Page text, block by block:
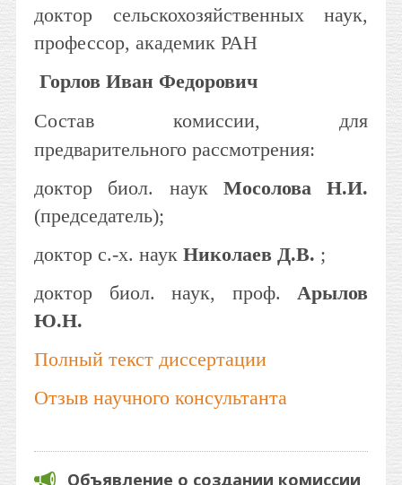
доктор сельскохозяйственных наук,
профессор, академик РАН
Горлов Иван Федорович
Состав комиссии, для
предварительного рассмотрения:
доктор биол. наук Мосолова Н.И.
(председатель);
доктор с.-х. наук Николаев Д.В. ;
доктор биол. наук, проф. Арылов
Ю.Н.
Полный текст диссертации
Отзыв научного консультанта
Объявление о создании комиссии